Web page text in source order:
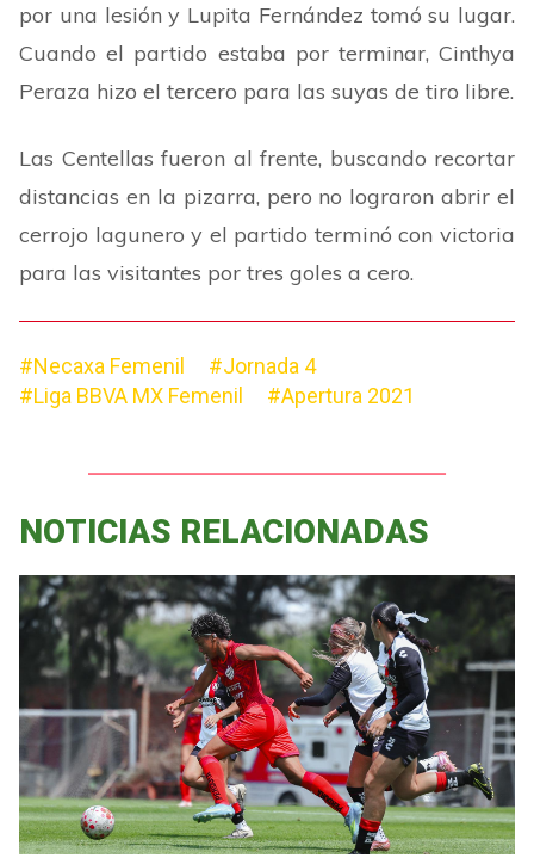
por una lesión y Lupita Fernández tomó su lugar.
Cuando el partido estaba por terminar, Cinthya
Peraza hizo el tercero para las suyas de tiro libre.
Las Centellas fueron al frente, buscando recortar
distancias en la pizarra, pero no lograron abrir el
cerrojo lagunero y el partido terminó con victoria
para las visitantes por tres goles a cero.
#Necaxa Femenil
#Jornada 4
#Liga BBVA MX Femenil
#Apertura 2021
NOTICIAS RELACIONADAS